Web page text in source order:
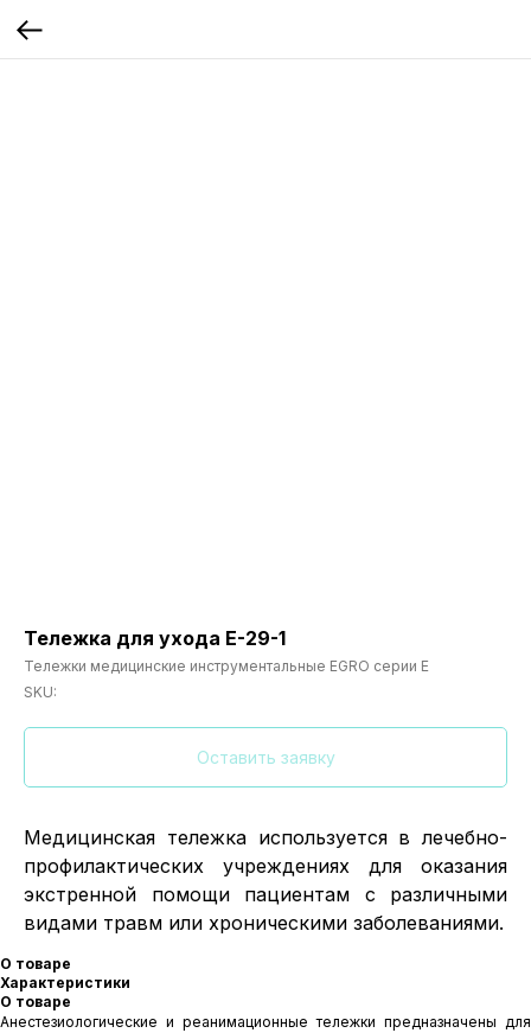
Тележка для ухода E-29-1
Тележки медицинские инструментальные EGRO серии E
SKU:
Оставить заявку
Медицинская тележка используется в лечебно-
профилактических учреждениях для оказания
экстренной помощи пациентам с различными
видами травм или хроническими заболеваниями.
О товаре
Характеристики
О товаре
Анестезиологические и реанимационные тележки предназначены для